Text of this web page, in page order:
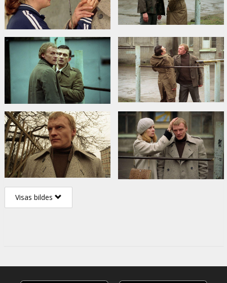
Visas bildes